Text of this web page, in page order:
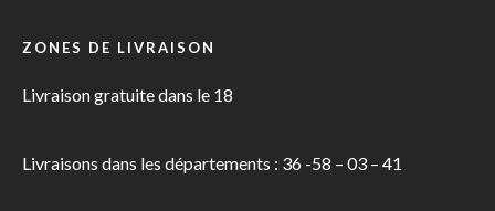
ZONES DE LIVRAISON
Livraison gratuite dans le 18
Livraisons dans les départements : 36 -58 – 03 – 41